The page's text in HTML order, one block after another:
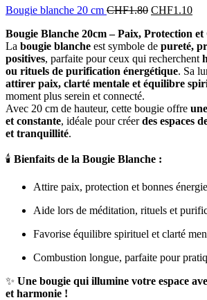
Bougie blanche 20 cm CHF1.80 CHF1.10
Bougie Blanche 20cm – Paix, Protection
La bougie blanche est symbole de pureté,
positives, parfaite pour ceux qui recherchent
ou rituels de purification énergétique. Sa
attirer paix, clarté mentale et équilibre
moment plus serein et connecté.
Avec 20 cm de hauteur, cette bougie offre
et constante, idéale pour créerdes espaces
et tranquillité.
🕯️ Bienfaits de la Bougie Blanche :
Attire paix, protection et bonnes
Aide lors de méditation, rituels et
Favorise équilibre spirituel et clarté
Combustion longue, parfaite pour
✨ Une bougie qui illumine votre espace
et harmonie !